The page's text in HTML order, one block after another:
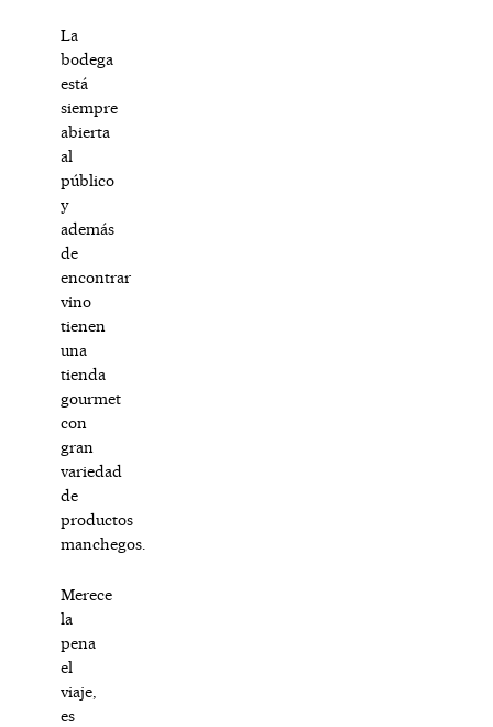
La
bodega
está
siempre
abierta
al
público
y
además
de
encontrar
vino
tienen
una
tienda
gourmet
con
gran
variedad
de
productos
manchegos.
Merece
la
pena
el
viaje,
es